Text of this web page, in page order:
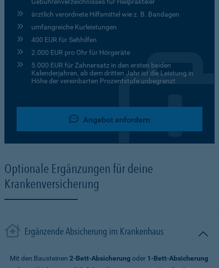
ärztlich verordnete Hilfsmittel wie z. B. Bandagen
umfangreiche Kurleistungen
400 EUR für Sehhilfen
2.000 EUR pro Ohr für Hörgeräte
5.000 EUR für Zahnersatz in den ersten beiden
Kalenderjahren, ab dem dritten Jahr ist die Leistung in
Höhe der vereinbarten Prozentstufe unbegrenzt
Angebot anfordern
Optionale Ergänzungen für deine
Krankenversicherung
Ergänzende Absicherung im Krankenhaus
Mit den Bausteinen 2-Bett-Absicherung oder 1-Bett-Absicherung